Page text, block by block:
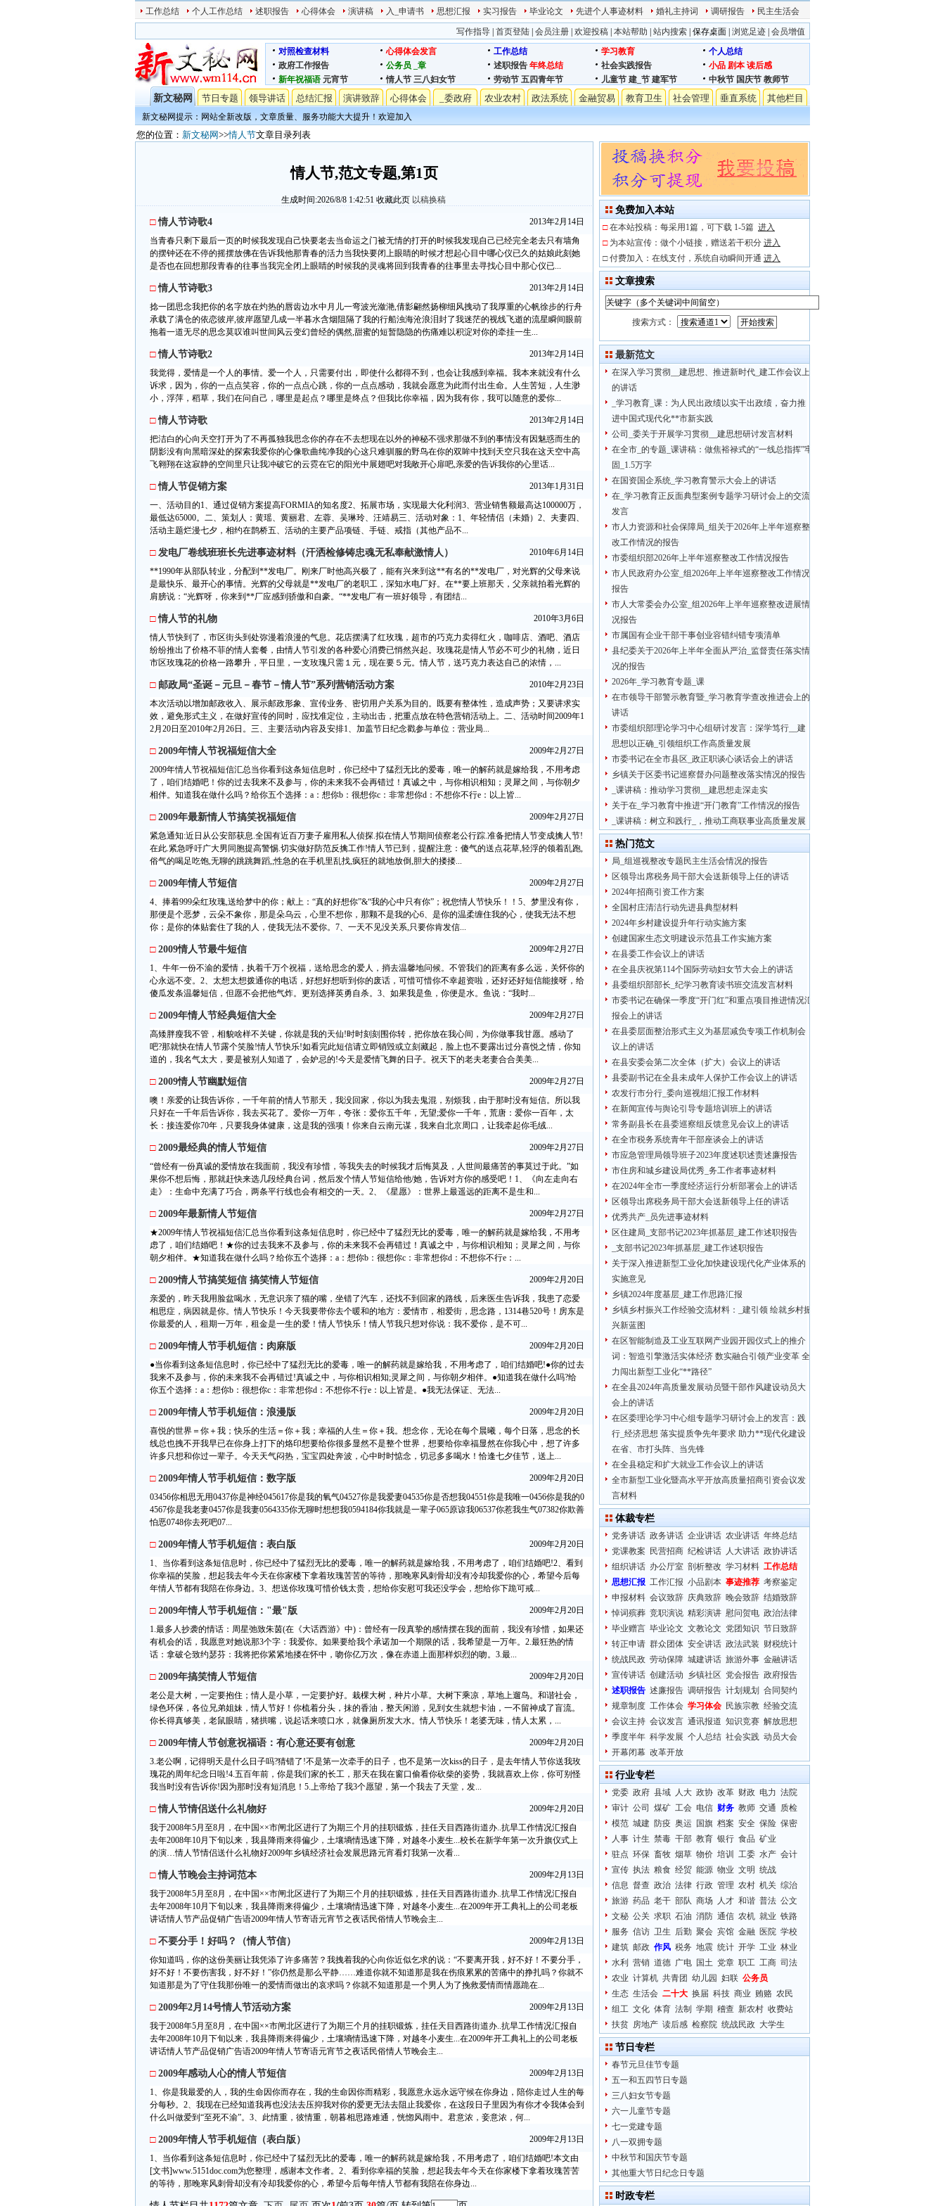
工作总结 个人工作总结 述职报告 心得体会 演讲稿 入_申请书 思想汇报 实习报告 毕业论文 先进个人事迹材料 婚礼主持词 调研报告 民主生活会
写作指导 首页登陆 会员注册 欢迎投稿 本站帮助 站内搜索 保存桌面 浏览足迹 会员增值
对照检查材料
心得体会发言 工作总结 学习教育
个人总结
政府工作报告
公务员 _章 述职报告 年终总结 社会实践报告 小品 剧本 读后感
新年祝福语 元宵节 情人节 三八妇女节 劳动节 五四青年节 儿童节 建_节 建军节 中秋节 国庆节 教师节
新文秘网 节日专题 领导讲话 总结汇报 演讲致辞 心得体会 _委政府 农业农村 政法系统 金融贸易 教育卫生 社会管理 垂直系统 其他栏目
新文秘网提示：网站全新改版，文章质量、服务功能大大提升！欢迎加入
您的位置： 新文秘网>>情人节文章目录列表
情人节,范文专题,第1页
生成时间:2026/8/8 1:42:51 收藏此页 以稿换稿
2013年2月14日
□ 情人节诗歌4
当青春只剩下最后一页的时候我发现自己快要老去当命运之门被无情的打开的时候我发现自己已经完全老去只有墙角
的摆钟还在不停的摇摆放佛在告诉我他那青春的活力当我快要闭上眼睛的时候才想起心目中哪心仪已久的姑娘此刻她
是否也在回想那段青春的往事当我完全闭上眼睛的时候我的灵魂将回到我青春的往事里去寻找心目中那心仪已...
2013年2月14日
□ 情人节诗歌3
捻一团思念我把你的名字放在灼热的唇齿边水中月儿一弯波光潋滟,倩影翩然扬柳细风拽动了我厚重的心帆徐步的行舟
承载了满仓的依恋彼岸,彼岸愿望几成一半暮水含烟阻隔了我的行船浊海沧浪泪封了我迷茫的视线飞逝的流星瞬间眼前
拖着一道无尽的思念莫叹谁叫世间风云变幻曾经的偶然,甜蜜的短暂隐隐的伤痛难以积淀对你的牵挂一生...
2013年2月14日
□ 情人节诗歌2
我觉得，爱情是一个人的事情。爱一个人，只需要付出，即使什么都得不到，也会让我感到幸福。我本来就没有什么
诉求，因为，你的一点点笑容，你的一点点心跳，你的一点点感动，我就会愿意为此而付出生命。人生苦短，人生渺
小，浮萍，稻草，我们在问自己，哪里是起点？哪里是终点？但我比你幸福，因为我有你，我可以随意的爱你...
2013年2月14日
□ 情人节诗歌
把洁白的心向天空打开为了不再孤独我思念你的存在不去想现在以外的神秘不强求那做不到的事情没有因魅惑而生的
阴影没有向黑暗深处的探索我爱你的心像歌曲纯净我的心这只难驯服的野鸟在你的双眸中找到天空只我在这天空中高
飞翱翔在这寂静的空间里只让我冲破它的云霓在它的阳光中展翅吧对我敞开心扉吧,亲爱的告诉我你的心里话...
2013年1月31日
□ 情人节促销方案
一、活动目的1、通过促销方案提高FORMIA的知名度2、拓展市场，实现最大化利润3、营业销售额最高达100000万，
最低达65000。二、策划人：黄瑶、黄丽君、左蓉、吴琳玲、汪靖易三、活动对象：1、年轻情侣（未婚）2、夫妻四、
活动主题烂漫七夕，相约在鹊桥五、活动的主要产品项链、手链、戒指（其他产品不...
2010年6月14日
□ 发电厂卷线班班长先进事迹材料（汗洒检修铸忠魂无私奉献激情人）
**1990年从部队转业，分配到**发电厂。刚来厂时他高兴极了，能有兴来到这**有名的**发电厂，对光辉的父母来说
是最快乐、最开心的事情。光辉的父母就是**发电厂的老职工，深知水电厂好。在**要上班那天，父亲就拍着光辉的
肩膀说：“光辉呀，你来到**厂应感到骄傲和自豪。“**发电厂有一班好领导，有团结...
2010年3月6日
□ 情人节的礼物
情人节快到了，市区街头到处弥漫着浪漫的气息。花店摆满了红玫瑰，超市的巧克力卖得红火，咖啡店、酒吧、酒店
纷纷推出了价格不菲的情人套餐，由情人节引发的各种爱心消费已悄然兴起。玫瑰花是情人节必不可少的礼物，近日
市区玫瑰花的价格一路攀升，平日里，一支玫瑰只需１元，现在要５元。情人节，送巧克力表达自己的浓情，...
2010年2月23日
□ 邮政局“圣诞－元旦－春节－情人节”系列营销活动方案
本次活动以增加邮政收入、展示邮政形象、宣传业务、密切用户关系为目的。既要有整体性，造成声势；又要讲求实
效，避免形式主义，在做好宣传的同时，应找准定位，主动出击，把重点放在特色营销活动上。二、活动时间2009年1
2月20日至2010年2月26日。三、主要活动内容及安排1、加盖节日纪念戳参与单位：营业局...
2009年2月27日
□ 2009年情人节祝福短信大全
2009年情人节祝福短信汇总当你看到这条短信息时，你已经中了猛烈无比的爱毒，唯一的解药就是嫁给我，不用考虑
了，咱们结婚吧！你的过去我来不及参与，你的未来我不会再错过！真诚之中，与你相识相知；灵犀之间，与你朝夕
相伴。知道我在做什么吗？给你五个选择：a：想你b：很想你c：非常想你d：不想你不行e：以上皆...
2009年2月27日
□ 2009年最新情人节搞笑祝福短信
紧急通知:近日从公安部获息.全国有近百万妻子雇用私人侦探.拟在情人节期间侦察老公行踪.准备把情人节变成擒人节!
在此.紧急呼吁广大男同胞提高警惕.切实做好防范反擒工作!情人节已到，提醒注意：傻气的送点花草,轻浮的领着乱跑,
俗气的喝足吃饱,无聊的跳跳舞蹈,;性急的在手机里乱找,疯狂的就地放倒,胆大的搂搂...
2009年2月27日
□ 2009年情人节短信
4、捧着999朵红玫瑰,送给梦中的你；献上：“真的好想你”&“我的心中只有你”；祝您情人节快乐！！5、梦里没有你，
那便是个恶梦，云朵不象你，那是朵乌云，心里不想你，那颗不是我的心6、是你的温柔缠住我的心，使我无法不想
你；是你的体贴套住了我的人，使我无法不爱你。7、一天不见没关系,只要你肯发信...
2009年2月27日
□ 2009情人节最牛短信
1、牛年一份不渝的爱情，执着千万个祝福，送给思念的爱人，捎去温馨地问候。不管我们的距离有多么远，关怀你的
心永远不变。2、太想太想拨通你的电话，好想好想听到你的废话，可惜可惜你不幸超资啦，还好还好短信能接呀，给
傻瓜发条温馨短信，但愿不会把他气炸。更别选择英勇自杀。3、如果我是鱼，你便是水。鱼说：“我时...
2009年2月27日
□ 2009年情人节经典短信大全
高矮胖瘦我不管，相貌啥样不关键，你就是我的天仙!时时刻刻围你转，把你放在我心间，为你做事我甘愿。感动了
吧?那就快在情人节露个笑脸!情人节快乐!如看完此短信请立即销毁或立刻藏起，脸上也不要露出过分喜悦之情，你知
道的，我名气太大，要是被别人知道了，会妒忌的!今天是爱情飞舞的日子。祝天下的老夫老妻合合美美...
2009年2月27日
□ 2009情人节幽默短信
噢！亲爱的让我告诉你，一千年前的情人节那天，我没回家，你以为我去鬼混，别烦我，由于那时没有短信。所以我
只好在一千年后告诉你，我去买花了。爱你一万年，夸张：爱你五千年，无望;爱你一千年，荒唐：爱你一百年，太
长：接连爱你70年，只要我身体健康，这是我的强项！你来自云南元谋，我来自北京周口，让我牵起你毛绒...
2009年2月27日
□ 2009最经典的情人节短信
“曾经有一份真诚的爱情放在我面前，我没有珍惜，等我失去的时候我才后悔莫及，人世间最痛苦的事莫过于此。”如
果你不想后悔，那就赶快来选几段经典台词，然后发个情人节短信给他/她，告诉对方你的感受吧！1、《向左走向右
走》：生命中充满了巧合，两条平行线也会有相交的一天。2、《星愿》：世界上最遥远的距离不是生和...
2009年2月27日
□ 2009年最新情人节短信
★2009年情人节祝福短信汇总当你看到这条短信息时，你已经中了猛烈无比的爱毒，唯一的解药就是嫁给我，不用考
虑了，咱们结婚吧！★你的过去我来不及参与，你的未来我不会再错过！真诚之中，与你相识相知；灵犀之间，与你
朝夕相伴。★知道我在做什么吗？给你五个选择：a：想你b：很想你c：非常想你d：不想你不行e：...
2009年2月20日
□ 2009情人节搞笑短信 搞笑情人节短信
亲爱的，昨天我用脸盆喝水，无意识亲了猫的嘴，坐错了汽车，还找不到回家的路线，后来医生告诉我，我患了恋爱
相思症，病因就是你。情人节快乐！今天我要带你去个暖和的地方：爱情市，相爱街，思念路，1314巷520号！房东是
你最爱的人，租期一万年，租金是一生的爱！情人节快乐！情人节我只想对你说：我不爱你，是不可...
2009年2月20日
□ 2009年情人节手机短信：肉麻版
●当你看到这条短信息时，你已经中了猛烈无比的爱毒，唯一的解药就是嫁给我，不用考虑了，咱们结婚吧!●你的过去
我来不及参与，你的未来我不会再错过!真诚之中，与你相识相知;灵犀之间，与你朝夕相伴。●知道我在做什么吗?给
你五个选择：a：想你b：很想你c：非常想你d：不想你不行e：以上皆是。●我无法保证、无法...
2009年2月20日
□ 2009年情人节手机短信：浪漫版
喜悦的世界＝你＋我；快乐的生活＝你＋我；幸福的人生＝你＋我。想念你，无论在每个晨曦，每个日落，思念的长
线总也拽不开我早已在你身上打下的烙印想要给你很多显然不是整个世界，想要给你幸福显然在你我心中，想了许多
许多只想和你过一辈子。今天天气闷热，宝宝四处奔波，心中时时惦念，切忌多多喝水！恰逢七夕佳节，送上...
2009年2月20日
□ 2009年情人节手机短信：数字版
03456你相思无用0437你是神经045617你是我的氧气04527你是我爱妻04535你是否想我04551你是我唯一0456你是我的0
4567你是我老妻0457你是我妻0564335你无聊时想想我0594184你我就是一辈子065原谅我06537你惹我生气07382你欺善
怕恶0748你去死吧07...
2009年2月20日
□ 2009年情人节手机短信：表白版
1、当你看到这条短信息时，你已经中了猛烈无比的爱毒，唯一的解药就是嫁给我，不用考虑了，咱们结婚吧!2、看到
你幸福的笑脸，想起我去年今天在你家楼下拿着玫瑰苦苦的等待，那晚寒风刺骨却没有冷却我爱你的心，希望今后每
年情人节都有我陪在你身边。3、想送你玫瑰可惜价钱太贵，想给你安慰可我还没学会，想给你下跪可戒...
2009年2月20日
□ 2009年情人节手机短信："最"版
1.最多人抄袭的情话：周星弛致朱茵(在《大话西游》中)：曾经有一段真挚的感情摆在我的面前，我没有珍惜，如果还
有机会的话，我愿意对她说那3个字：我爱你。如果要给我个承诺加一个期限的话，我希望是一万年。2.最狂热的情
话：拿破仑致约瑟芬：我将把你紧紧地搂在怀中，吻你亿万次，像在赤道上面那样炽烈的吻。3.最...
2009年2月20日
□ 2009年搞笑情人节短信
老公是大树，一定要抱住；情人是小草，一定要护好。栽棵大树，种片小草。大树下乘凉，草地上遛鸟。和谐社会，
绿色环保，各位兄弟姐妹，情人节好！你梳着分头，抹的香油，整天闲游，见到女生就想卡油，一不留神成了盲流。
你长得真够美，老鼠眼睛，猪拱嘴，说起话来喷口水，就像厕所发大水。情人节快乐！老婆无味，情人太累，...
2009年2月20日
□ 2009年情人节创意祝福语：有心意还要有创意
3.老公啊，记得明天是什么日子吗?猜错了!不是第一次牵手的日子，也不是第一次kiss的日子，是去年情人节你送我玫
瑰花的周年纪念日啦!4.五百年前，你是我们家的长工，那天在我在窗口偷看你砍柴的姿势，我就喜欢上你，你可别怪
我当时没有告诉你!因为那时没有短消息！5.上帝给了我3个愿望，第一个我去了天堂，发...
2009年2月20日
□ 情人节情侣送什么礼物好
我于2008年5月至8月，在中国××市闸北区进行了为期三个月的挂职锻炼，挂任天目西路街道办..抗旱工作情况汇报自
去年2008年10月下旬以来，我县降雨来得偏少，土壤墒情迅速下降，对越冬小麦生...校长在新学年第一次升旗仪式上
的演…情人节情侣送什么礼物好2009年乡镇经济社会发展思路元宵看灯我第一次看...
2009年2月13日
□ 情人节晚会主持词范本
我于2008年5月至8月，在中国××市闸北区进行了为期三个月的挂职锻炼，挂任天目西路街道办..抗旱工作情况汇报自
去年2008年10月下旬以来，我县降雨来得偏少，土壤墒情迅速下降，对越冬小麦生...在2009年开工典礼上的公司老板
讲话情人节产品促销广告语2009年情人节寄语元宵节之夜话民俗情人节晚会主...
2009年2月13日
□ 不要分手！好吗？（情人节信）
你知道吗，你的这份美丽让我凭添了许多痛苦？我拽着我的心向你近似乞求的说：“不要离开我，好不好！不要分手，
好不好！不要伤害我，好不好！”你仍然是那么平静……难道你就不知道那是我在伤痕累累的苦痛中的挣扎吗？你就不
知道那是为了守住我那份唯一的爱情而做出的哀求吗？你就不知道那是一个男人为了挽救爱情而情愿跪在...
2009年2月13日
□ 2009年2月14号情人节活动方案
我于2008年5月至8月，在中国××市闸北区进行了为期三个月的挂职锻炼，挂任天目西路街道办..抗旱工作情况汇报自
去年2008年10月下旬以来，我县降雨来得偏少，土壤墒情迅速下降，对越冬小麦生...在2009年开工典礼上的公司老板
讲话情人节产品促销广告语2009年情人节寄语元宵节之夜话民俗情人节晚会主...
2009年2月13日
□ 2009年感动人心的情人节短信
1、你是我最爱的人，我的生命因你而存在，我的生命因你而精彩，我愿意永远永远守候在你身边，陪你走过人生的每
分每秒。2、我现在已经知道我再也没法去压抑我对你的爱更无法去阻止我爱你，在这段日子里因为有你才令我体会到
什么叫做爱到“至死不渝”。3、此情重，彼情重，朝暮相思路难通，恍惚风雨中。君意浓，妾意浓，何...
2009年2月13日
□ 2009年情人节手机短信（表白版）
1、当你看到这条短信息时，你已经中了猛烈无比的爱毒，唯一的解药就是嫁给我，不用考虑了，咱们结婚吧!本文由
[文书]www.5151doc.com为您整理，感谢本文作者。2、看到你幸福的笑脸，想起我去年今天在你家楼下拿着玫瑰苦苦
的等待，那晚寒风刺骨却没有冷却我爱你的心，希望今后每年情人节都有我陪在你身边...
免费加入本站
□ 在本站投稿：每采用1篇，可下载 1-5篇 进入
□ 为本站宣传：做个小链接，赠送若干积分 进入
□ 付费加入：在线支付，系统自动瞬间开通 进入
文章搜索
搜索方式：
最新范文
在深入学习贯彻__建思想、推进新时代_建工作会议上
的讲话
_学习教育_课：为人民出政绩以实干出政绩，奋力推
进中国式现代化**市新实践
公司_委关于开展学习贯彻__建思想研讨发言材料
在全市_的专题_课讲稿：做焦裕禄式的“一线总指挥”牢
固_1.5万字
在国资国企系统_学习教育警示大会上的讲话
在_学习教育正反面典型案例专题学习研讨会上的交流
发言
市人力资源和社会保障局_组关于2026年上半年巡察整
改工作情况的报告
市委组织部2026年上半年巡察整改工作情况报告
市人民政府办公室_组2026年上半年巡察整改工作情况
报告
市人大常委会办公室_组2026年上半年巡察整改进展情
况报告
市属国有企业干部干事创业容错纠错专项清单
县纪委关于2026年上半年全面从严治_监督责任落实情
况的报告
2026年_学习教育专题_课
在市领导干部警示教育暨_学习教育学查改推进会上的
讲话
市委组织部理论学习中心组研讨发言：深学笃行__建
思想以正确_引领组织工作高质量发展
市委书记在全市县区_政正职谈心谈话会上的讲话
乡镇关于区委书记巡察督办问题整改落实情况的报告
_课讲稿：推动学习贯彻__建思想走深走实
关于在_学习教育中推进“开门教育”工作情况的报告
_课讲稿：树立和践行_，推动工商联事业高质量发展
热门范文
局_组巡视整改专题民主生活会情况的报告
区领导出席税务局干部大会送新领导上任的讲话
2024年招商引资工作方案
全国村庄清洁行动先进县典型材料
2024年乡村建设提升年行动实施方案
创建国家生态文明建设示范县工作实施方案
在县委工作会议上的讲话
在全县庆祝第114个国际劳动妇女节大会上的讲话
县委组织部部长_纪学习教育读书班交流发言材料
市委书记在确保一季度“开门红”和重点项目推进情况汇
报会上的讲话
在县委层面整治形式主义为基层减负专项工作机制会
议上的讲话
在县安委会第二次全体（扩大）会议上的讲话
县委副书记在全县未成年人保护工作会议上的讲话
农发行市分行_委向巡视组汇报工作材料
在新闻宣传与舆论引导专题培训班上的讲话
常务副县长在县委巡察组反馈意见会议上的讲话
在全市税务系统青年干部座谈会上的讲话
市应急管理局领导班子2023年度述职述责述廉报告
市住房和城乡建设局优秀_务工作者事迹材料
在2024年全市一季度经济运行分析部署会上的讲话
区领导出席税务局干部大会送新领导上任的讲话
优秀共产_员先进事迹材料
区住建局_支部书记2023年抓基层_建工作述职报告
_支部书记2023年抓基层_建工作述职报告
关于深入推进新型工业化加快建设现代化产业体系的
实施意见
乡镇2024年度基层_建工作思路汇报
乡镇乡村振兴工作经验交流材料：_建引领 绘就乡村振
兴新蓝图
在区智能制造及工业互联网产业园开园仪式上的推介
词：智造引擎激活实体经济 数实融合引领产业变革 全
力闯出新型工业化“**路径”
在全县2024年高质量发展动员暨干部作风建设动员大
会上的讲话
在区委理论学习中心组专题学习研讨会上的发言：践
行_经济思想 落实提质争先年要求 助力**现代化建设
在省、市打头阵、当先锋
在全县稳定和扩大就业工作会议上的讲话
全市新型工业化暨高水平开放高质量招商引资会议发
言材料
体裁专栏
党务讲话 政务讲话 企业讲话 农业讲话 年终总结
党课教案
民营招商 纪检讲话 人大讲话 政协讲话
组织讲话 办公厅室 剖析整改 学习材料 工作总结
思想汇报 工作汇报 小品剧本 事迹推荐 考察鉴定
申报材料 会议致辞 庆典致辞 晚会致辞 结婚致辞
悼词殡葬 竞职演说 精彩演讲 慰问贺电 政治法律
毕业赠言 毕业论文 文教论文 党团知识 节日致辞
转正申请 群众团体 安全讲话 政法武装 财税统计
统战民政 劳动保障 城建讲话 旅游外事 金融讲话
宣传讲话 创建活动 乡镇社区 党会报告 政府报告
述职报告 述廉报告 调研报告 计划规划
合同契约
规章制度 工作体会 学习体会 民族宗教 经验交流
会议主持 会议发言 通讯报道 知识竞赛 解放思想
季度半年 科学发展 个人总结 社会实践 动员大会
开幕闭幕 改革开放
行业专栏
党委 政府 县域 人大 政协 改革 财政 电力 法院
审计 公司 煤矿 工会 电信 财务 教师 交通 质检
模范 城建 防疫 奥运 国旗 档案 安全 保险 保密
人事 计生 禁毒 干部 教育 银行 食品 矿业
驻点 环保 畜牧 烟草 物价 培训 工委 水产 会计
宣传 执法 粮食 经贸 能源 物业 文明 统战
信息 督查 政治 法律 行政 管理 农村 机关 综治
旅游 药品 老干 部队 商场 人才 和谐 普法 公文
文秘 公关 求职 石油 消防 通信 农机 就业 铁路
服务 信访 卫生 后勤 聚会 宾馆 金融 医院 学校
建筑 邮政 作风 税务 地震 统计 开学 工业 林业
水利
营销 道德 广电 国土 党章 职工 工商 司法
农业 计算机 共青团 幼儿园 妇联 公务员
生态 生活会 二十大 换届 科技 商业 贿赂 农民
组工 文化 体育 法制 学期 稽查 新农村 收费站
扶贫 房地产 读后感 检察院 统战民政 大学生
节日专栏
春节元旦佳节专题
五一和五四节日专题
三八妇女节专题
六一儿童节专题
七一党建专题
八一双拥专题
中秋节和国庆节专题
其他重大节日纪念日专题
时政专栏